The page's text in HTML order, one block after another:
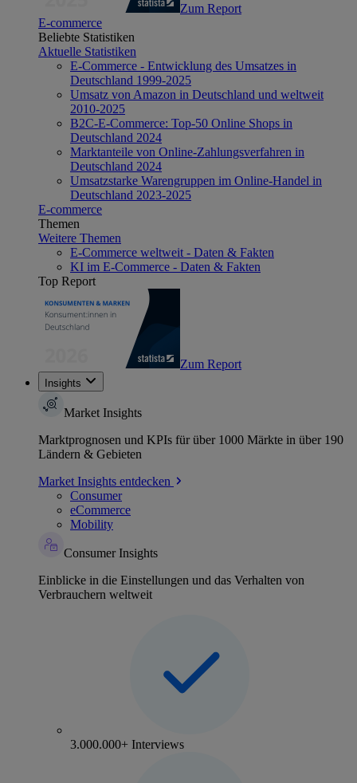
Zum Report
E-commerce
Beliebte Statistiken
Aktuelle Statistiken
E-Commerce - Entwicklung des Umsatzes in
Deutschland 1999-2025
Umsatz von Amazon in Deutschland und weltweit
2010-2025
B2C-E-Commerce: Top-50 Online Shops in
Deutschland 2024
Marktanteile von Online-Zahlungsverfahren in
Deutschland 2024
Umsatzstarke Warengruppen im Online-Handel in
Deutschland 2023-2025
E-commerce
Themen
Weitere Themen
E-Commerce weltweit - Daten & Fakten
KI im E-Commerce - Daten & Fakten
Top Report
Zum Report
Insights
Market Insights
Marktprognosen und KPIs für über 1000 Märkte in über 190
Ländern & Gebieten
Market Insights entdecken
Consumer
eCommerce
Mobility
Consumer Insights
Einblicke in die Einstellungen und das Verhalten von
Verbrauchern weltweit
3.000.000+ Interviews